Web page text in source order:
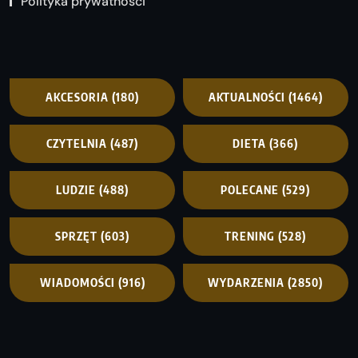
AKCESORIA (180) AKTUALNOŚCI (1464)
CZYTELNIA (487) DIETA (366)
LUDZIE (488) POLECANE (529)
SPRZĘT (603) TRENING (528)
WIADOMOŚCI (916) WYDARZENIA (2850)